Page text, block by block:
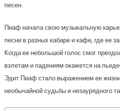
песен.
Пиаф начала свою музыкальную
песни в разных кабаре и кафе, где ее
Когда ее небольшой голос смог
взлетам и падениям окажется на
Эдит Пиаф стало выражением ее
необычайной судьбы и незаурядного